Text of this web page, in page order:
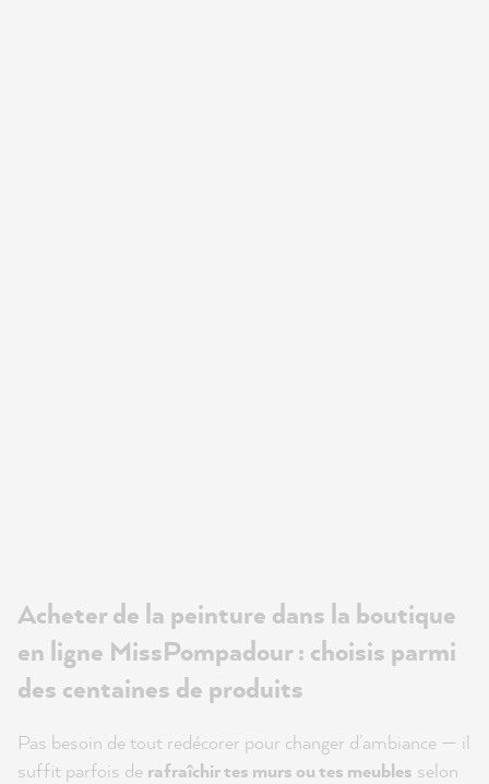
Acheter de la peinture dans la boutique
en ligne MissPompadour : choisis parmi
des centaines de produits
Pas besoin de tout redécorer pour changer d’ambiance — il
suffit parfois de rafraîchir tes murs ou tes meubles selon